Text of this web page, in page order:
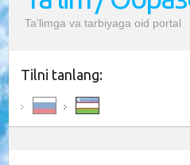
Ta’limga va tarbiyaga oid portal
Tilni tanlang: